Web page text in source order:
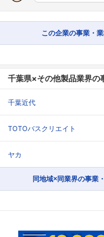
この企業の事業・
千葉県×その他製品業界の
千葉近代
TOTOバスクリエイト
ヤカ
同地域×同業界の事業